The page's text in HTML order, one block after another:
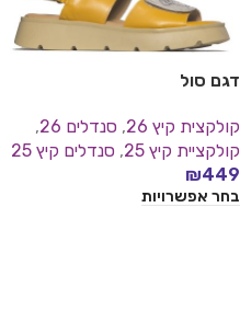
דגם סול
קולקצית קיץ 26 , סנדלים 26
,
קולקציית קיץ 25
, סנדלים קיץ 25
₪449
בחר אפשרויות